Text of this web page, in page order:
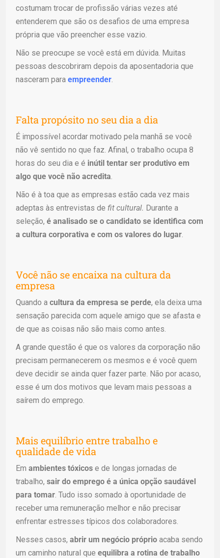
costumam trocar de profissão várias vezes até
entenderem que são os desafios de uma empresa
própria que vão preencher esse vazio.
Não se preocupe se você está em dúvida. Muitas
pessoas descobriram depois da aposentadoria que
nasceram para empreender
Falta propósito no seu dia a dia
É impossível acordar motivado pela manhã se você
não vê sentido no que faz. Afinal, o trabalho ocupa 8
horas do seu dia e é inútil tentar ser produtivo em
algo que você não acredita
Não é à toa que as empresas estão cada vez mais
adeptas às entrevistas de fit cultural. Durante a
seleção, é analisado se o candidato se identifica com
a cultura corporativa e com os valores do lugar
Você não se encaixa na cultura da
empresa
Quando a cultura da empresa se perde, ela deixa uma
sensação parecida com aquele amigo que se afasta e
de que as coisas não são mais como antes.
A grande questão é que os valores da corporação não
precisam permanecerem os mesmos e é você quem
deve decidir se ainda quer fazer parte. Não por acaso,
esse é um dos motivos que levam mais pessoas a
saírem do emprego.
Mais equilíbrio entre trabalho e
qualidade de vida
Em ambientes tóxicos e de longas jornadas de
trabalho, sair do emprego é a única opção saudável
para tomar . Tudo isso somado à oportunidade de
receber uma remuneração melhor e não precisar
enfrentar estresses típicos dos colaboradores.
Nesses casos, abrir um negócio próprio acaba sendo
um caminho natural que equilibra a rotina de trabalho